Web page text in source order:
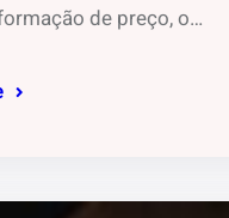
de preço, o…